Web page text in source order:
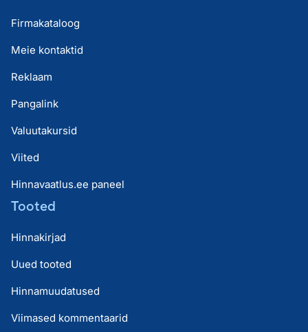
Firmakataloog
Meie kontaktid
Reklaam
Pangalink
Valuutakursid
Viited
Hinnavaatlus.ee paneel
Tooted
Hinnakirjad
Uued tooted
Hinnamuudatused
Viimased kommentaarid